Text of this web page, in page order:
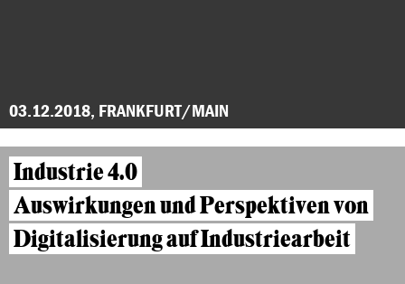
03.12.2018, FRANKFURT/MAIN
Industrie 4.0
Auswirkungen und Perspektiven von
Digitalisierung auf Industriearbeit